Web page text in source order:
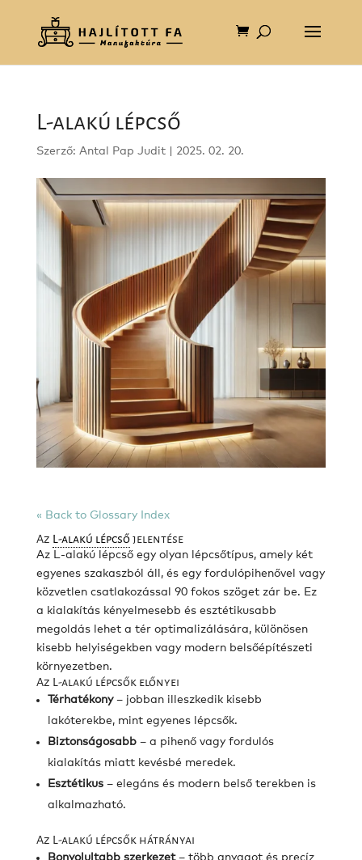
L-alakú lépcső
Szerző: Antal Pap Judit| 2025. 02. 20.
« Back to Glossary Index
Az L-alakú lépcsőjelentése
Az L-alakú lépcső egy olyan lépcsőtípus, amely két
egyenes szakaszból áll, és egy fordulópihenővel vagy
közvetlen csatlakozással 90 fokos szöget zár be. Ez
a kialakítás kényelmesebb és esztétikusabb
megoldás lehet a tér optimalizálására, különösen
kisebb helyiségekben vagy modern belsőépítészeti
környezetben.
Az L-alakú lépcsők előnyei
Térhatékony– jobban illeszkedik kisebb
lakóterekbe, mint egyenes lépcsők.
Biztonságosabb– a pihenő vagy fordulós
kialakítás miatt kevésbé meredek.
Esztétikus– elegáns és modern belső terekben is
alkalmazható.
Az L-alakú lépcsők hátrányai